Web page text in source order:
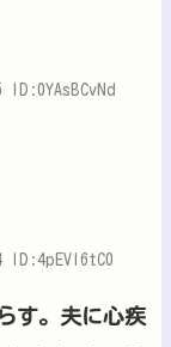
す。夫に心疾